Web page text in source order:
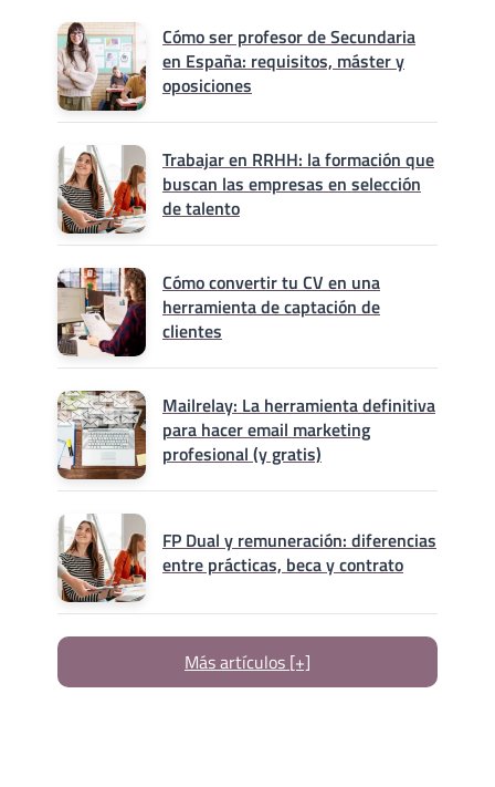
Cómo ser profesor de Secundaria
en España: requisitos, máster y
oposiciones
Trabajar en RRHH: la formación que
buscan las empresas en selección
de talento
Cómo convertir tu CV en una
herramienta de captación de
clientes
Mailrelay: La herramienta definitiva
para hacer email marketing
profesional (y gratis)
FP Dual y remuneración: diferencias
entre prácticas, beca y contrato
Más artículos [+]